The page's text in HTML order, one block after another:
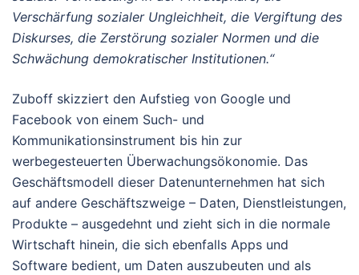
Verschärfung sozialer Ungleichheit, die Vergiftung des
Diskurses, die Zerstörung sozialer Normen und die
Schwächung demokratischer Institutionen.“
Zuboff skizziert den Aufstieg von Google und
Facebook von einem Such- und
Kommunikationsinstrument bis hin zur
werbegesteuerten Überwachungsökonomie. Das
Geschäftsmodell dieser Datenunternehmen hat sich
auf andere Geschäftszweige – Daten, Dienstleistungen,
Produkte – ausgedehnt und zieht sich in die normale
Wirtschaft hinein, die sich ebenfalls Apps und
Software bedient, um Daten auszubeuten und als